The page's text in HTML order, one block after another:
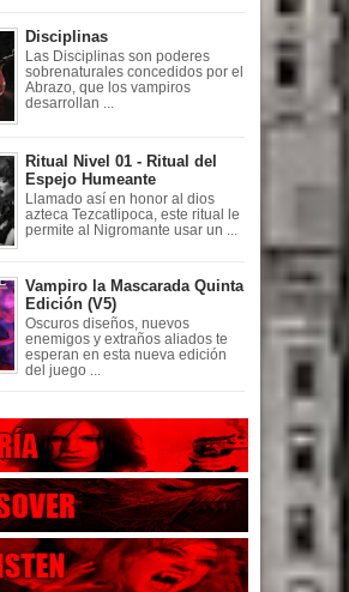
Disciplinas
Las Disciplinas son poderes
sobrenaturales concedidos por el
Abrazo, que los vampiros
desarrollan ...
Ritual Nivel 01 - Ritual del
Espejo Humeante
Llamado así en honor al dios
azteca Tezcatlipoca, este ritual le
permite al Nigromante usar un ...
Vampiro la Mascarada Quinta
Edición (V5)
Oscuros diseños, nuevos
enemigos y extraños aliados te
esperan en esta nueva edición
del juego ...